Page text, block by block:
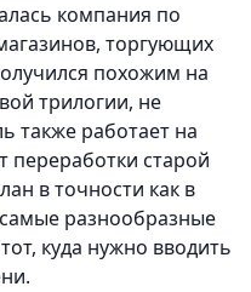
компания по
торгующих
похожим на
трилогии, не
также работает на
переработки старой
в точности как в
разнообразные
куда нужно вводить